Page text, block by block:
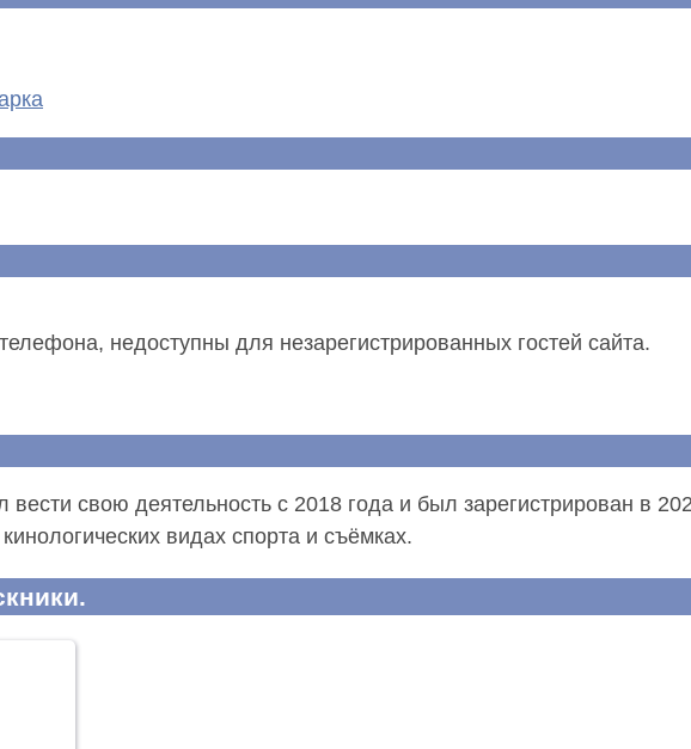
недоступны для незарегистрированных гостей сайта.
свою деятельность с 2018 года и был зарегистрирован в
видах спорта и съёмках.